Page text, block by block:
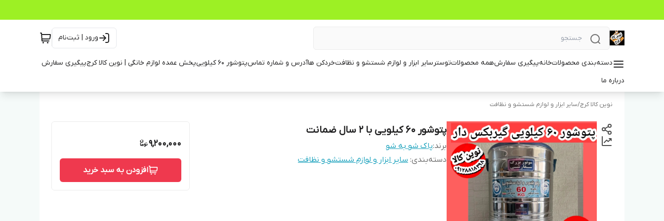
ورود | ثبت‌نام
دسته‌بندی محصولاتخانهپیگیری سفارشهمه محصولاتتوسترسایر ابزار و لوازم شستشو و نظافتخردکن هاآدرس و شماره تماسپتوشور ۶۰ کیلویی پخش عمده لوازم خانگی | نوین کالا کرجپیگیری سفارش
درباره ما
نوین کالا کرج/سایر ابزار و لوازم شستشو و نظافت
پتوشور ۶۰ کیلویی با ۲ سال ضمانت
برند:پاک شو به شو
دسته‌بندی: سایر ابزار و لوازم شستشو و نظافت
9,200,000
افزودن به سبد خرید